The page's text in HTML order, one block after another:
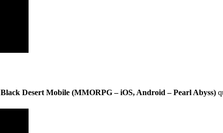
Black Desert Mobile (MMORPG – iOS, Android – Pearl Abyss)